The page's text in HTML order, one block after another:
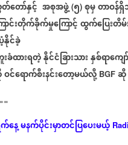
တော်နှင့် အစုအဖွဲ့ (၅) စုမှတာဝန်ရှိ
ာင်းတိုက်ခိုက်မှုကြောင့်ထွက်ပြေးတိမ်
နိုင်ခဲ့
ခံထားရတဲ့နိုင်ငံခြားသားနှစ်ရာကျ
ဝင်ရောက်စီးနင်းတော့မယ်လို့ BGF ဆို
နေ့မနက်ပိုင်းမှာတင်ပြပေးမယ့်